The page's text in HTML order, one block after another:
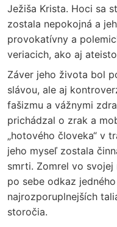
Ježiša Krista. Hoci sa
zostala nepokojná a
provokatívny a
veriacich, ako aj
Záver jeho života bol
slávou, ale aj
fašizmu a vážnymi
prichádzal o zrak a
„hotového človeka“ v
jeho myseľ zostala
smrti. Zomrel vo svojej
po sebe odkaz
najrozporuplnejších
storočia.